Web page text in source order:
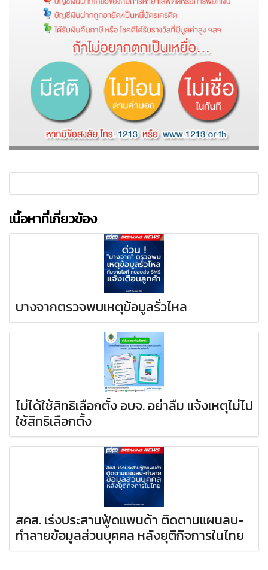
เนื้อหาที่เกี่ยวข้อง
บางจากตรวจพบเหตุข้อมูลรั่วไหล
ไม่ได้ใช้สิทธิเลือกตั้ง อบจ. อย่าลืม แจ้งเหตุไม่ไป
ใช้สิทธิเลือกตั้ง
สคส. เร่งประสานฟู้ดแพนด้า ติดตามแผนลบ-
ทำลายข้อมูลส่วนบุคคล หลังยุติกิจการในไทย